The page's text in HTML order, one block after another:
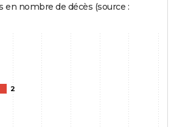
en nombre de décès (source :
2